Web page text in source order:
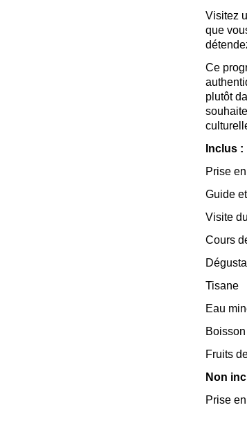
Visitez
que
Ce
plutôt
Inclus :
Prise
Guide
Visite
Cours
Tisane
Eau
Fruits
Non
Prise